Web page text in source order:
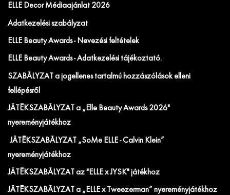
ELLE Decor Médiaajánlat 2026
Adatkezelési szabályzat
ELLE Beauty Awards - Nevezési feltételek
ELLE Beauty Awards - Adatkezelési tájékoztató.
SZABÁLYZAT a jogellenes tartalmú hozzászólások elleni
fellépésről
JÁTÉKSZABÁLYZAT a „Elle Beauty Awards 2026"
nyereményjátékhoz
JÁTÉKSZABÁLYZAT „SoMe ELLE - Calvin Klein”
nyereményjátékhoz
JÁTÉKSZABÁLYZAT az "ELLE x JYSK" játékhoz
JÁTÉKSZABÁLYZAT a „ELLE x Tweezerman” nyereményjátékhoz